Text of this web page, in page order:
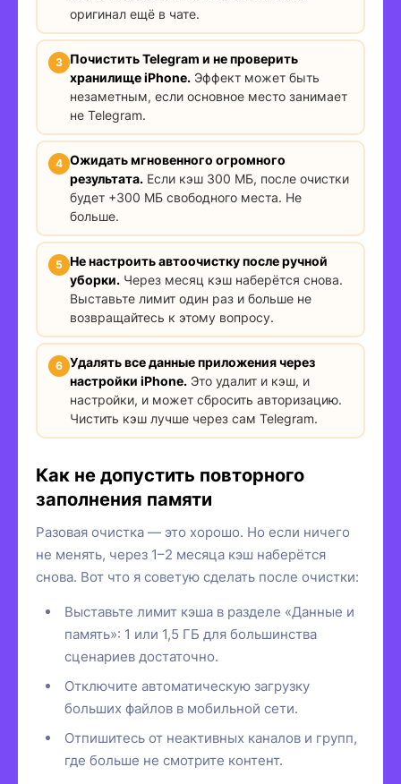
оригинал ещё в чате.
Почистить Telegram и не проверить
хранилище iPhone.Эффект может быть
незаметным, если основное место занимает
не Telegram.
Ожидать мгновенного огромного
результата.Если кэш 300 МБ, после очистки
будет +300 МБ свободного места. Не
больше.
Не настроить автоочистку после ручной
уборки.Через месяц кэш наберётся снова.
Выставьте лимит один раз и больше не
возвращайтесь к этому вопросу.
Удалять все данные приложения через
настройки iPhone.Это удалит и кэш, и
настройки, и может сбросить авторизацию.
Чистить кэш лучше через сам Telegram.
Как не допустить повторного
заполнения памяти
Разовая очистка — это хорошо. Но если ничего
не менять, через 1–2 месяца кэш наберётся
снова. Вот что я советую сделать после очистки:
Выставьте лимит кэша в разделе «Данные и
память»: 1 или 1,5 ГБ для большинства
сценариев достаточно.
Отключите автоматическую загрузку
больших файлов в мобильной сети.
Отпишитесь от неактивных каналов и групп,
где больше не смотрите контент.